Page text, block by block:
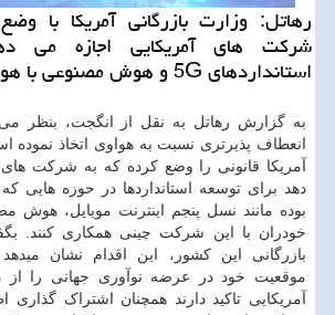
رهاتل: وزارت بازرگانی آمریكا با
شركت های آمریكایی اجازه می
استانداردهای 5G و هوش مصنوعی با هواوی همكاری كند.
به گزارش رهاتل به نقل از انگجت، بنظر
انعطاف پذیرتری نسبت به هواوی اتخاذ نموده
آمریکا قانونی را وضع کرده که به شرکت های
دهد برای توسعه استانداردها در حوزه هایی
بوده مانند نسل پنجم اینترنت موبایل، هوش
خودران با این شرکت چینی همکاری کنند.
بازرگانی این کشور، این اقدام نشان
موقعیت خود در عرضه نوآوری جهانی را
آمریکایی تاکید دارند همچنان اشتراک گذاری